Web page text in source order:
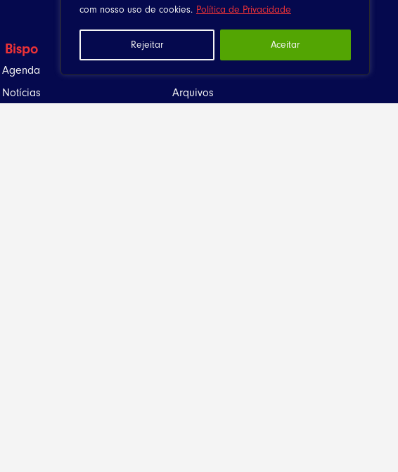
com nosso uso de cookies. Política de Privacidade
Rejeitar Aceitar
Bispo
Agenda
Notícias
Arquivos